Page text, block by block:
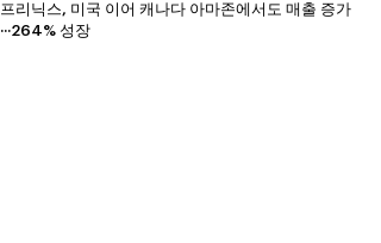
프리닉스, 미국 이어 캐나다 아마존에서도 매출 증가
···264% 성장